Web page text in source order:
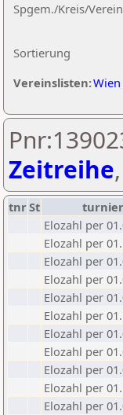
Sortierung
Spgem./Kreis/Verein
Vereinslisten:Wien
Zeitreihe,
tnrSt turnier
Elozahl per
Elozahl per
Elozahl per
Elozahl per
Elozahl per
Elozahl per
Elozahl per
Elozahl per
Elozahl per
Elozahl per
Elozahl per